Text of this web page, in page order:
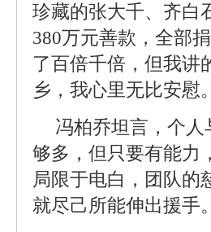
珍藏的张大千、齐白
380万元善款，全部
了百倍千倍，但我讲
乡，我心里无比安慰
冯柏乔坦言，个
够多，但只要有能力
局限于电白，团队的
就尽己所能伸出援手。